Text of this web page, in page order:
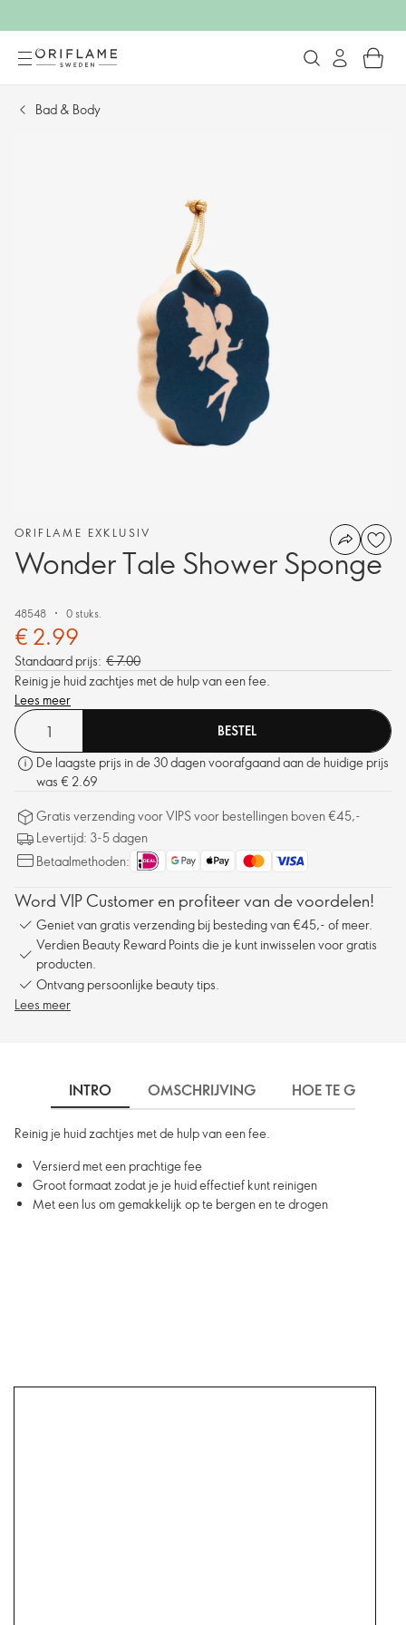
Bad & Body
ORIFLAME EXKLUSIV
Wonder Tale Shower Sponge
48548 0 stuks.
€ 2.99
Standaard prijs: € 7.00
Reinig je huid zachtjes met de hulp van een fee.
Lees meer
BESTEL
De laagste prijs in de 30 dagen voorafgaand aan de huidige prijs
was € 2.69
Gratis verzending voor VIPS voor bestellingen boven €45,-
Levertijd: 3-5 dagen
Betaalmethoden:
Word VIP Customer en profiteer van de voordelen!
Geniet van gratis verzending bij besteding van €45,- of meer.
Verdien Beauty Reward Points die je kunt inwisselen voor gratis
producten.
Ontvang persoonlijke beauty tips.
Lees meer
INTRO OMSCHRIJVING HOE TE
Reinig je huid zachtjes met de hulp van een fee.
Versierd met een prachtige fee
Groot formaat zodat je je huid effectief kunt reinigen
Met een lus om gemakkelijk op te bergen en te drogen